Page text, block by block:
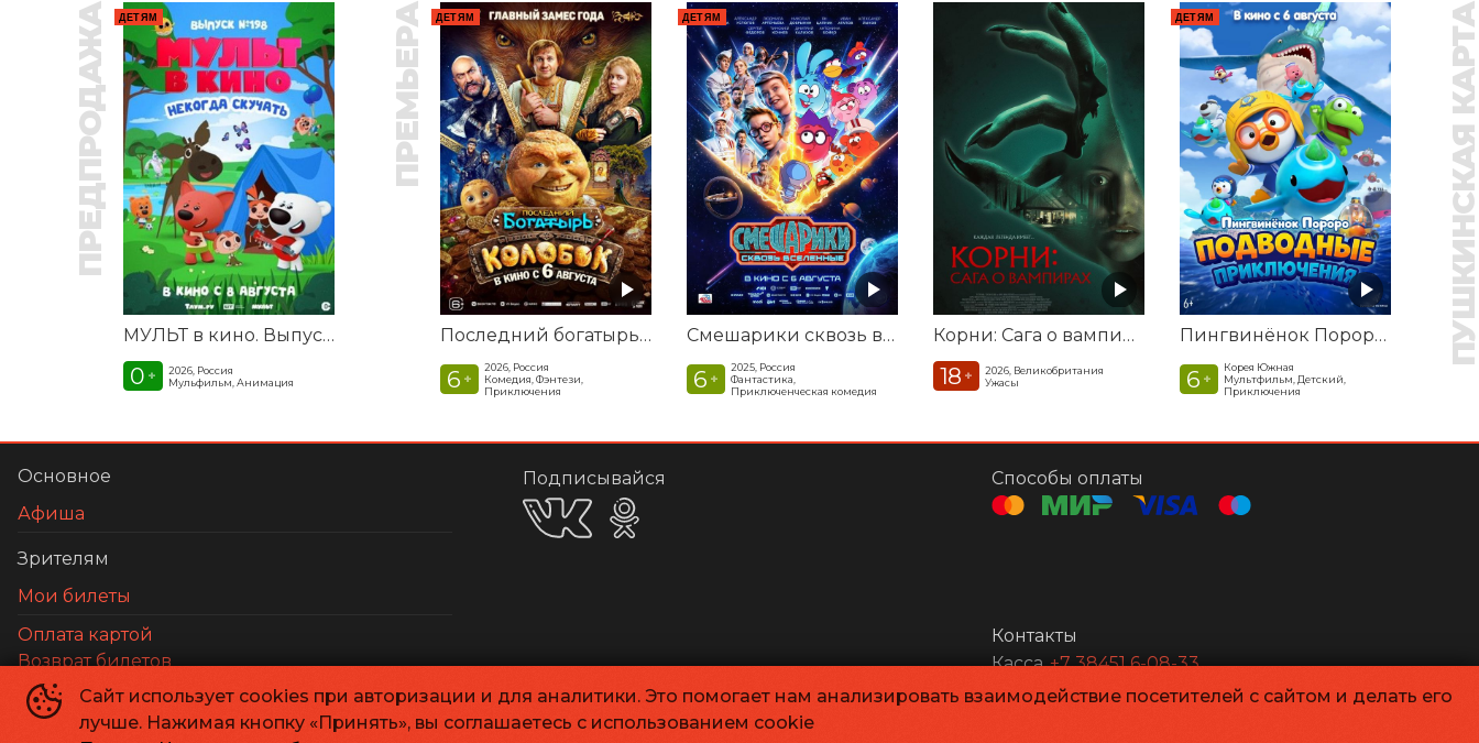
ПРЕДПРОДАЖА ДЕТЯМ
МУЛЬТ в кино. Выпуск №198. Некогда скучать
0 +
2026, Россия
Мульфильм, Анимация
ПРЕМЬЕРА ДЕТЯМ
Последний богатырь. Колобок
6 +
2026, Россия
Комедия, Фэнтези,
Приключения
ДЕТЯМ
Смешарики сквозь вселенные
6 +
2025, Россия
Фантастика,
Приключенческая комедия
Корни: Сага о вампирах
18 +
2026, Великобритания
Ужасы
ДЕТЯМ
Пингвинёнок Пороро. Подводные приключения
6 +
Корея Южная
Мультфильм, Детский,
Приключения
Сайт использует cookies при авторизации и для аналитики. Это помогает нам анализировать взаимодействие посетителей с сайтом и делать его
лучше. Нажимая кнопку «Принять», вы соглашаетесь с использованием cookie
Основное
Афиша
Зрителям
Мои билеты
Оплата картой
Возврат билетов
Пользовательское соглашение
Политика конфиденциальности
Подписывайся Способы оплаты
Контакты
Касса +7 38451 6-08-33
Администрация kinoera@mail.ru